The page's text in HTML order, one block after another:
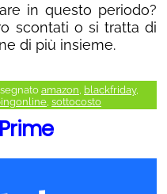
in questo periodo?
scontati o si tratta di
di più insieme.
amazon blackfriday,
sottocosto